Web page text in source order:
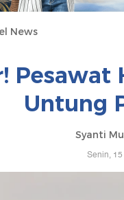
News
Pesawat
Untung
Syanti
Senin,